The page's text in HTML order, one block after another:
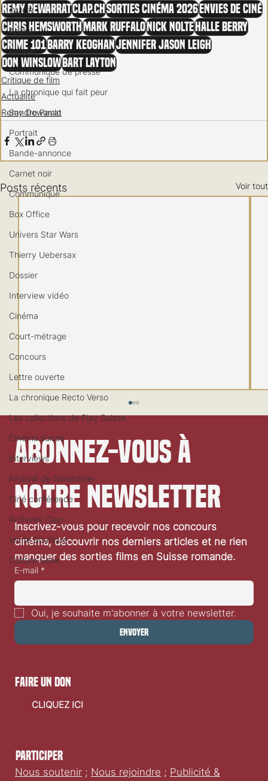
CMCR
Anime
People
Communiqué de presse
La chronique qui fait peur
Sandro Paulo
Portrait
Bande-annonce
Carnet noir
Communiqué
Box Office
Univers Star Wars
Thierry Uebersax
Dossier
Interview vidéo
Cinéma
Court-métrage
Concours
Lettre ouverte
La chronique Recto Verso
Les collections de Play Suisse
Cinéma suisse
Interviews
Festival de Gérardmer
Ciné conférence
Archives Clap
Vente Boutique
Culture Geek
Remy Dewarratclap.chSorties cinéma 2026 Envies de ciné
Chris HemsworthMark RuffaloNick NolteHalle Berry
Crime 101 Barry KeoghanJennifer Jason Leigh
Don Winslow Bart Layton
Critique de film
Actualité
Remy Dewarrat
Posts récents Voir tout
«Les Enfants de la Résistance» de Christophe
Barratier: critique vidéo
Abonnez-vous à
notre newsletter
Inscrivez-vous pour recevoir nos concours
cinéma, découvrir nos derniers articles et ne rien
manquer des sorties films en Suisse romande.
E-mail *
Oui, je souhaite m'abonner à votre newsletter.
Envoyer
Participer
Nous soutenir ; Nous rejoindre ; Publicité &
faire un don
CLIQUEZ ICI